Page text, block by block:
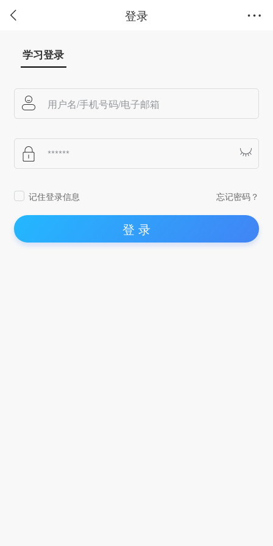
登录
学习登录
忘记密码？
记住登录信息
登 录